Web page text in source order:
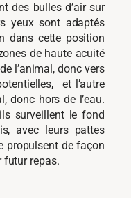
des bulles d’air sur
yeux sont adaptés
dans cette position
de haute acuité
l’animal, donc vers
et l’autre
donc hors de l’eau.
surveillent le fond
avec leurs pattes
propulsent de façon
futur repas.